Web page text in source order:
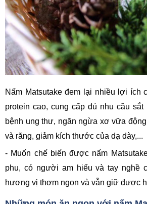
Nấm Matsutake đem lại nhiều lợi
protein cao, cung cấp đủ nhu cầu
bệnh ung thư, ngăn ngừa xơ vữa
và răng, giảm kích thước của dạ dày,...
- Muốn chế biến được nấm
phu, có người am hiểu và tay nghề
hương vị thơm ngon và vẫn giữ được